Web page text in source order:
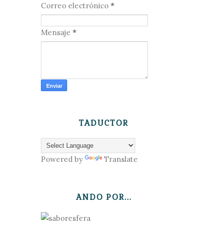
Correo electrónico *
Mensaje *
TADUCTOR
Powered by Translate
ANDO POR...